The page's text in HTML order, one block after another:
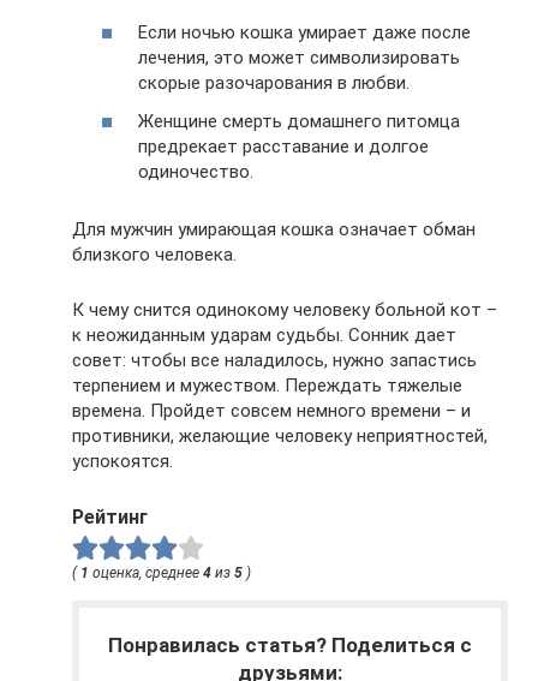
Если ночью кошка умирает даже после
лечения, это может символизировать
скорые разочарования в любви.
Женщине смерть домашнего питомца
предрекает расставание и долгое
одиночество.
Для мужчин умирающая кошка означает обман
близкого человека.
К чему снится одинокому человеку больной кот –
к неожиданным ударам судьбы. Сонник дает
совет: чтобы все наладилось, нужно запастись
терпением и мужеством. Переждать тяжелые
времена. Пройдет совсем немного времени – и
противники, желающие человеку неприятностей,
успокоятся.
Рейтинг
( 1 оценка, среднее 4 из 5 )
Понравилась статья? Поделиться с
друзьями: